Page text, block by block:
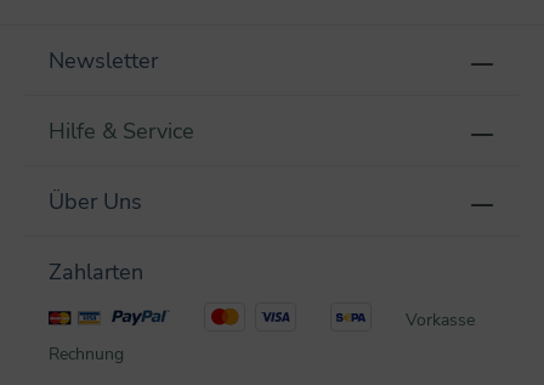
Newsletter
Hilfe & Service
Über Uns
Zahlarten
Vorkasse
Rechnung